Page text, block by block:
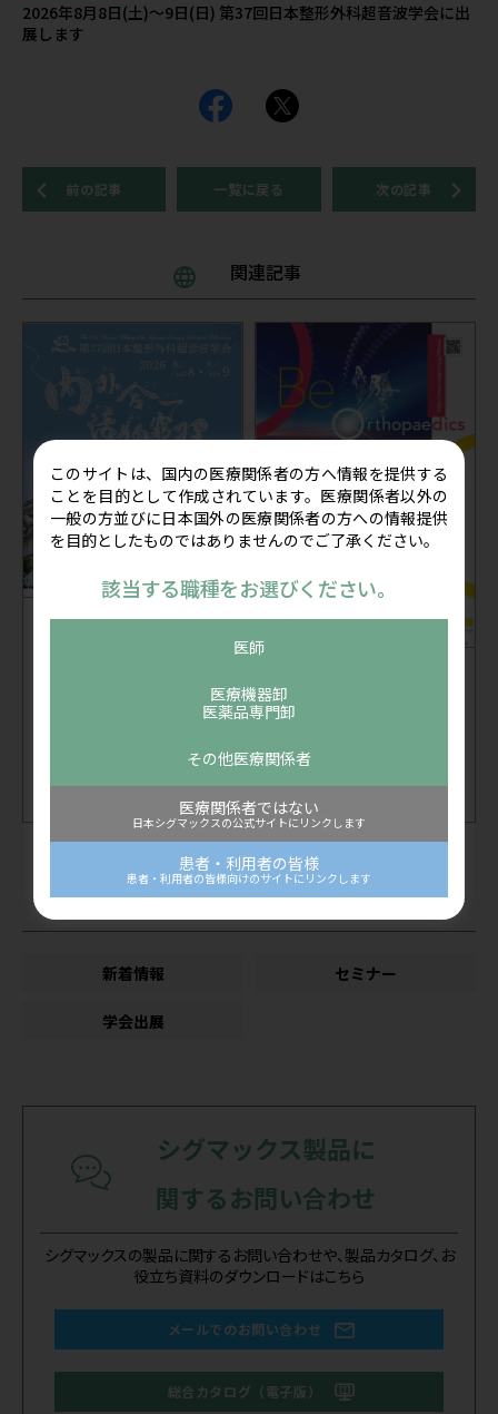
2026年8月8日(土)～9日(日) 第37回日本整形外科超音波学会に出
展します
前の記事 一覧に戻る 次の記事
関連記事
セミナー 公開：2026/07/24
2026年7月19日(日)～20日
(月・祝) 第39回日本臨床整
形外科学会学術集会に出展
します
カテゴリー
新着情報 セミナー
学会出展
シグマックス製品に
関するお問い合わせ
シグマックスの製品に関するお問い合わせや、製品カタログ、お
役立ち資料のダウンロードはこちら
メールでのお問い合わせ
総合カタログ（電子版）
このサイトは、国内の医療関係者の方へ情報を提供する
ことを目的として作成されています。医療関係者以外の
一般の方並びに日本国外の医療関係者の方への情報提供
を目的としたものではありませんのでご了承ください。
該当する職種をお選びください。
医師
医療機器卸
医薬品専門卸
その他医療関係者
医療関係者ではない
日本シグマックスの公式サイトにリンクします
患者・利用者の皆様
患者・利用者の皆様向けのサイトにリンクします